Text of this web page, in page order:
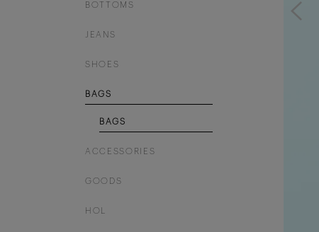
BOTTOMS
JEANS
SHOES
BAGS
BAGS
ACCESSORIES
GOODS
HOL